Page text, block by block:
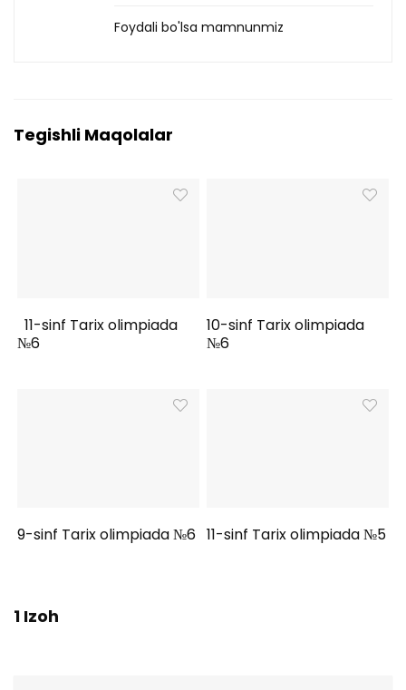
Foydali bo'lsa mamnunmiz
Tegishli Maqolalar
11-sinf Tarix olimpiada
№6
10-sinf Tarix olimpiada
№6
9-sinf Tarix olimpiada №6 11-sinf Tarix olimpiada №5
1 Izoh